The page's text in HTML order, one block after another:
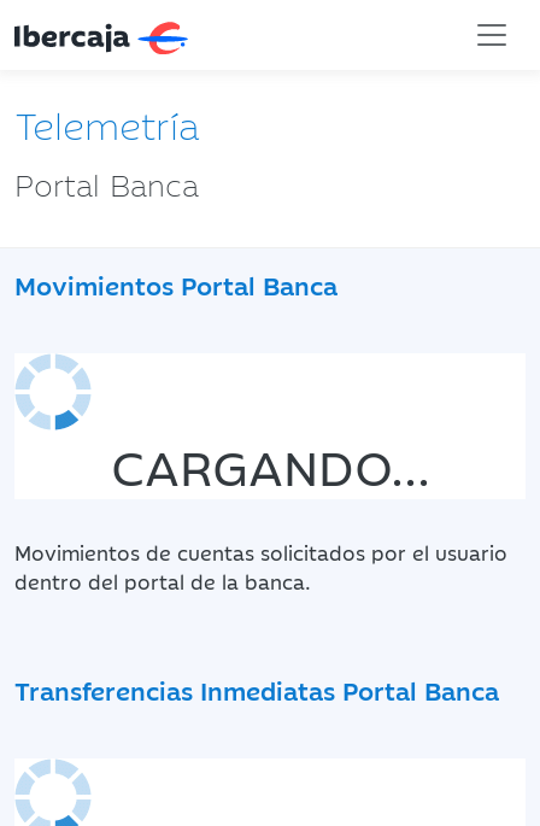
Telemetría
Portal Banca
Movimientos Portal Banca
CARGANDO...
Movimientos de cuentas solicitados por el usuario
dentro del portal de la banca.
Transferencias Inmediatas Portal Banca